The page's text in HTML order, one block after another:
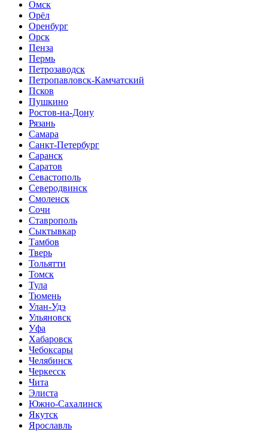
Омск
Орёл
Оренбург
Орск
Пенза
Пермь
Петрозаводск
Петропавловск-Камчатский
Псков
Пушкино
Ростов-на-Дону
Рязань
Самара
Санкт-Петербург
Саранск
Саратов
Севастополь
Северодвинск
Смоленск
Сочи
Ставрополь
Сыктывкар
Тамбов
Тверь
Тольятти
Томск
Тула
Тюмень
Улан-Удэ
Ульяновск
Уфа
Хабаровск
Чебоксары
Челябинск
Черкесск
Чита
Элиста
Южно-Сахалинск
Якутск
Ярославль